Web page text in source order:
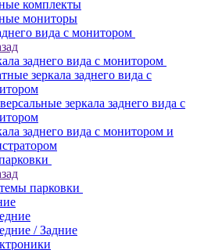
комплекты
мониторы
вида с монитором
заднего вида с монитором
зеркала заднего вида с
зеркала заднего вида с
заднего вида с монитором и
парковки
/ Задние